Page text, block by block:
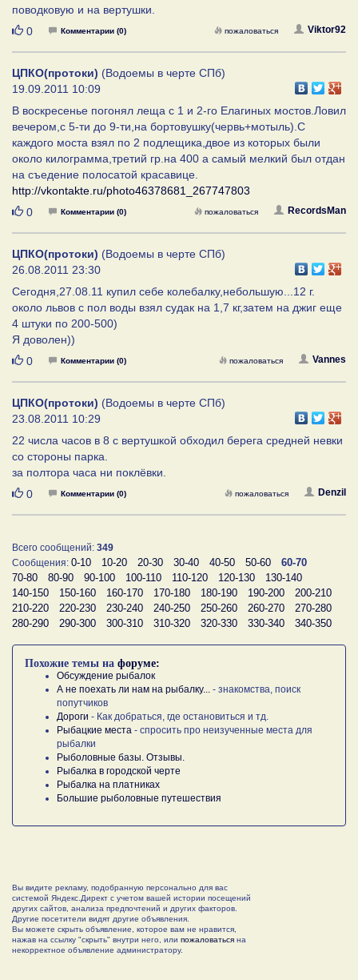
поводковую и на вертушки.
Нравится
0 Комментарии (0) Viktor92
пожаловаться
ЦПКО(протоки) (Водоемы в черте СПб)
19.09.2011 10:09
В воскресенье погонял леща с 1 и 2-го Елагиных мостов.Ловил
вечером,с 5-ти до 9-ти,на бортовушку(червь+мотыль).С
каждого моста взял по 2 подлещика,двое из которых были
около килограмма,третий гр.на 400 а самый мелкий был отдан
на съедение полосатой красавице.
http://vkontakte.ru/photo46378681_267747803
Нравится
0 Комментарии (0) RecordsMan
пожаловаться
ЦПКО(протоки) (Водоемы в черте СПб)
26.08.2011 23:30
Сегодня,27.08.11 купил себе колебалку,небольшую...12 г.
около львов с пол воды взял судак на 1,7 кг,затем на джиг еще
4 штуки по 200-500)
Я доволен))
Нравится
0 Комментарии (0) Vannes
пожаловаться
ЦПКО(протоки) (Водоемы в черте СПб)
23.08.2011 10:29
22 числа часов в 8 с вертушкой обходил берега средней невки
со стороны парка.
за полтора часа ни поклёвки.
Нравится
0 Комментарии (0) Denzil
пожаловаться
Всего сообщений: 349
Сообщения: 0-10 10-20 20-30 30-40 40-50 50-60
60-70
70-80
80-90 90-100 100-110 110-120 120-130
130-140
140-150
150-160 160-170 170-180 180-190 190-200
200-210
210-220
220-230 230-240 240-250 250-260 260-270
270-280
280-290
290-300 300-310 310-320 320-330 330-340 340-350
Похожие темы на форуме:
Обсуждение рыбалок
А не поехать ли нам на рыбалку...
- знакомства, поиск
попутчиков
Дороги - Как добраться, где остановиться и тд.
Рыбацкие места - спросить про неизученные места для
рыбалки
Рыболовные базы. Отзывы.
Рыбалка в городской черте
Рыбалка на платниках
Большие рыболовные путешествия
Вы видите рекламу, подобранную персонально для вас
системой Яндекс.Директ с учетом вашей истории посещений
других сайтов, анализа предпочтений и других факторов.
Другие посетители видят другие объявления.
Вы можете скрыть объявление, которое вам не нравится,
нажав на ссылку "скрыть" внутри него, или пожаловаться на
некорректное объявление администратору.